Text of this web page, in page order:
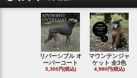
リバーシブル オ
ーバーコート
5,300円(税込)
マウンテンジャ
ケット 全3色
4,980円(税込)